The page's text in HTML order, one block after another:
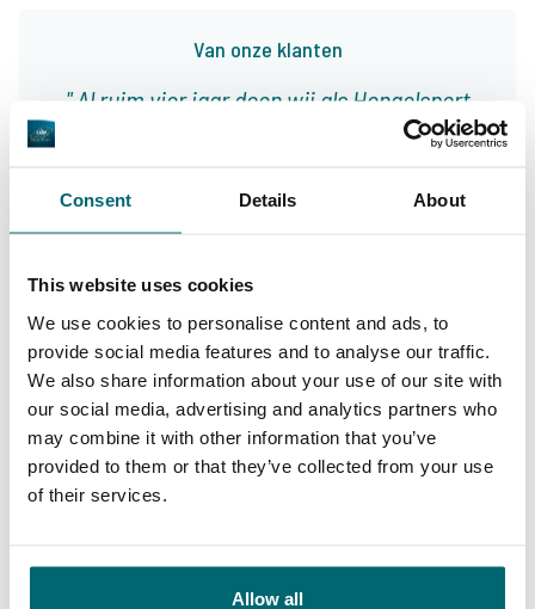
Consent Details About
This website uses cookies
We use cookies to personalise content and ads, to
provide social media features and to analyse our traffic.
We also share information about your use of our site with
our social media, advertising and analytics partners who
may combine it with other information that you’ve
provided to them or that they’ve collected from your use
of their services.
Allow all
Van onze klanten
Al ruim vier jaar doen wij als Hengelsport
Leiden jaarlijks diverse karper-trips met
Carp Specialist hierin onze partner. Bij The
Carp Specialist weet je dat je niet voor
onaangename verassingen komt te staan en
dat alles tot in de puntjes geregeld is. Zijn
aanbod is groot en divers, zo kunnen wij onze
klanten altijd wat leuks bieden!
9/10 Robert & Martijn